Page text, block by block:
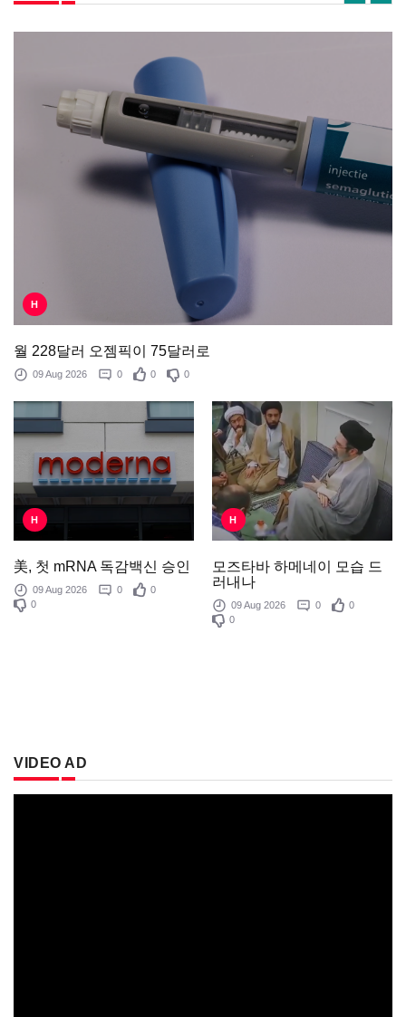
H
월 228달러 오젬픽이 75달러로
09 Aug 2026 0 0 0
H
美, 첫 mRNA 독감백신 승인
09 Aug 2026 0
0
0
H
모즈타바 하메네이 모습 드
러내나
09 Aug 2026 0
0
0
VIDEO AD